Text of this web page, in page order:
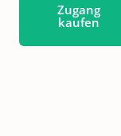
Zugang
kaufen